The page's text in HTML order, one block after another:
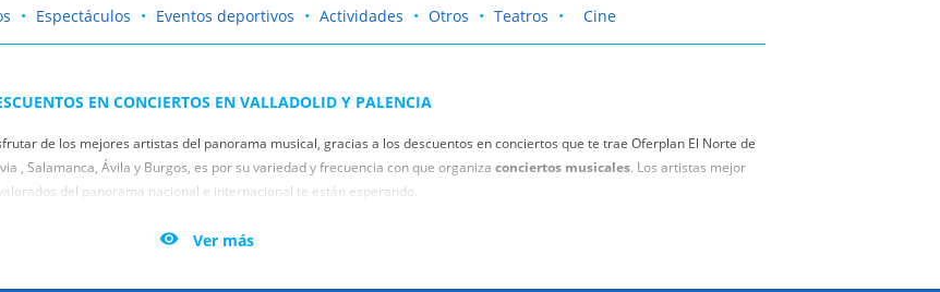
Espectáculos Eventos deportivos Actividades Otros Teatros Cine
EN CONCIERTOS EN VALLADOLID Y PALENCIA
de los mejores artistas del panorama musical, gracias a los descuentos en conciertos que te trae Oferplan El Norte de
, Salamanca, Ávila y Burgos, es por su variedad y frecuencia con que organiza conciertos musicales. Los artistas mejor
del panorama nacional e internacional te están esperando.
Ahora, gracias a las mejores promociones para conciertos de Oferplan El Norte de Castilla, podrás vivir la gira de tus
 Ver más